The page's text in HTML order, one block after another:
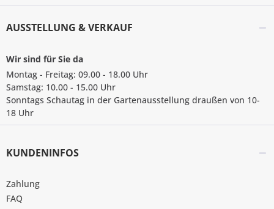
AUSSTELLUNG & VERKAUF
Wir sind für Sie da
Montag - Freitag: 09.00 - 18.00 Uhr
Samstag: 10.00 - 15.00 Uhr
Sonntags Schautag in der Gartenausstellung draußen von 10-
18 Uhr
KUNDENINFOS
Zahlung
FAQ